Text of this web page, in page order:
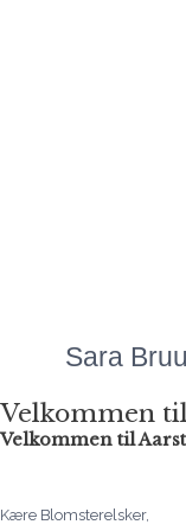
Sara
Velkommen
Velkommen til
Kære Blomsterelsker,